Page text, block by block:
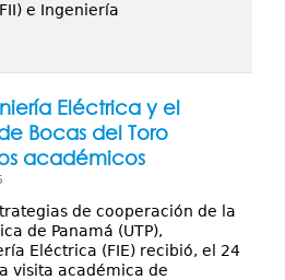
e Ingeniería
Eléctrica y el
Bocas del Toro
académicos
de cooperación de la
de Panamá (UTP),
Eléctrica (FIE) recibió, el 24
visita académica de